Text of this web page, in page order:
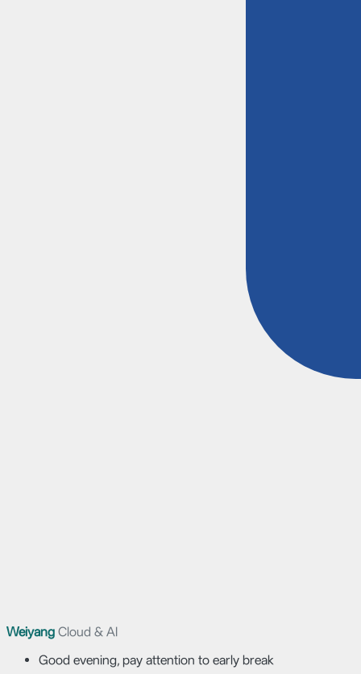
Weiyang Cloud & AI
Good evening, pay attention to early break